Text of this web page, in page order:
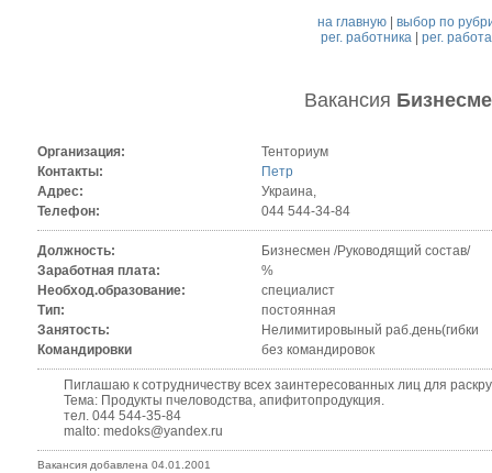
на главную |выбор по
рег. работника| рег.
Вакансия
Организация:
Тенториум
Контакты:
Петр
Адрес:
Украина,
Телефон:
044 544-34-84
Должность:
Бизнесмен /Руководящий состав/
Заработная плата:
%
Необход.образование:
специалист
Тип:
постоянная
Занятость:
Нелимитировыный раб.день(гибки
Командировки
без командировок
Пиглашаю к сотрудничеству всех заинтересованных лиц для
Тема: Продукты пчеловодства, апифитопродукция.
тел. 044 544-35-84
malto: medoks@yandex.ru
Вакансия добавлена 04.01.2001